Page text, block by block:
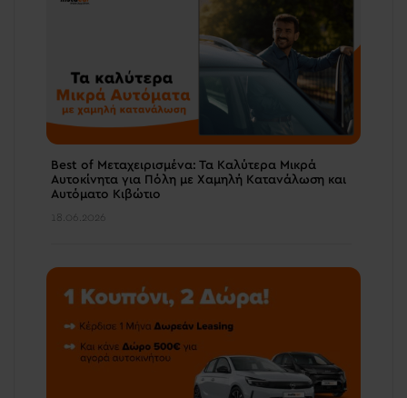
Best of Μεταχειρισμένα: Τα Καλύτερα Μικρά
Αυτοκίνητα για Πόλη με Χαμηλή Κατανάλωση και
Αυτόματο Κιβώτιο
18.06.2026